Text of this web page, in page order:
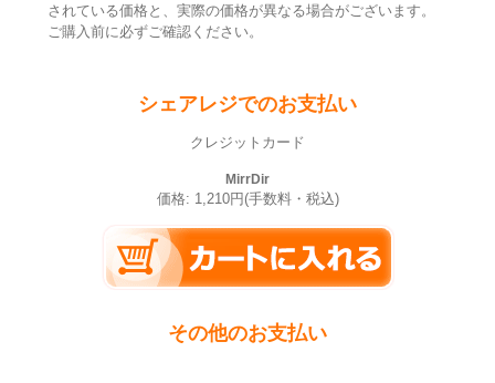
されている価格と、実際の価格が異なる場合がございます。
ご購入前に必ずご確認ください。
シェアレジでのお支払い
クレジットカード
MirrDir
価格: 1,210円(手数料・税込)
その他のお支払い